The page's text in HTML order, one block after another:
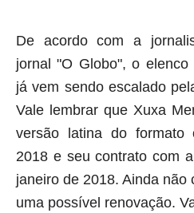
De acordo com a
jornal "O Globo", o
já vem sendo escalado
Vale lembrar que Xuxa
versão latina do formato
2018 e seu contrato com
janeiro de 2018. Ainda não
uma possível renovação.